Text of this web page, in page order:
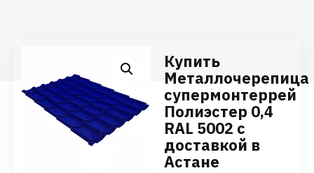
Купить
Металлочерепица
супермонтеррей
Полиэстер 0,4
RAL 5002 с
доставкой в
Астане